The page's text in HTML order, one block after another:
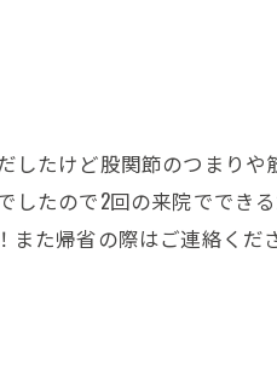
たけど股関節のつまり
たので2回の来院ででき
た帰省の際はご連絡くだ